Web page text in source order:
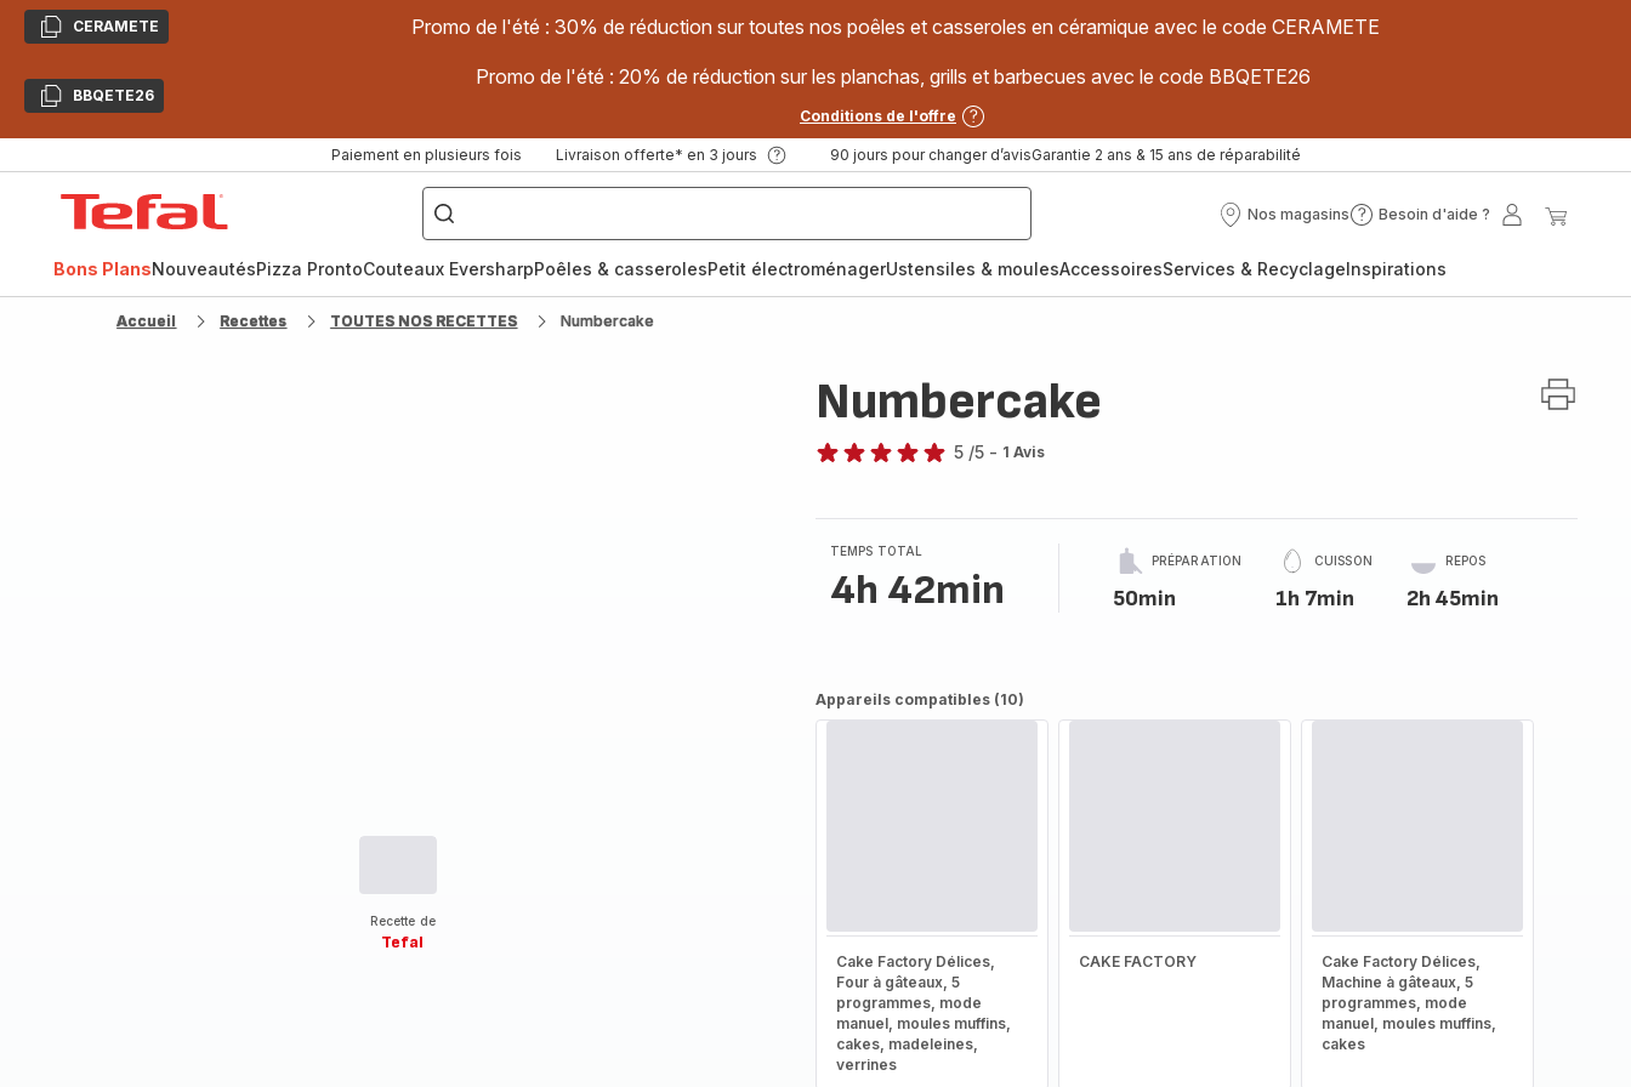
CopierCERAMETE Promo de l'été : 30% de réduction sur toutes nos poêles et casseroles en céramique avec le code CERAMETE
CopierBBQETE26
Promo de l'été : 20% de réduction sur les planchas, grills et barbecues avec le code BBQETE26
Conditions de l'offre
Paiement en plusieurs fois Livraison offerte* en 3 jours 90 jours pour changer d’avisGarantie 2 ans & 15 ans de réparabilité
["Poêles
inox,
Cake
Factory,
Nos magasins
Nos
Besoin d'aide ?
Besoin
?
Mon
Bons PlansNouveautésPizza ProntoCouteaux EversharpPoêles & casserolesPetit électroménagerUstensiles & moulesAccessoiresServices & RecyclageInspirations
Accueil Recettes TOUTES NOS RECETTES Numbercake
Recette de
Tefal
Numbercake
étoiles
(moyenne)
5 /5 - 1 Avis
TEMPS TOTAL
4h 42min
PRÉPARATION
50min
CUISSON
1h 7min
REPOS
2h 45min
Appareils compatibles (10)
Cake Factory Délices,
Four à gâteaux, 5
programmes, mode
manuel, moules muffins,
cakes, madeleines,
verrines
CAKE FACTORY
Cake Factory Délices,
Machine à gâteaux, 5
programmes, mode
manuel, moules muffins,
cakes